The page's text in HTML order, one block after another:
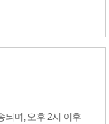
되며, 오후 2시 이후